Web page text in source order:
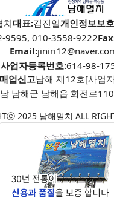
치대표:김진일개인정보보
9595, 010-3558-9222
Email:
사업자등록번호:614-98-
업신고남해 제12호[사업
남해군 남해읍 화전로
2025 남해멸치 ALL